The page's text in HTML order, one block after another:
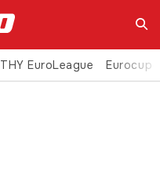
Ara
THY EuroLeague Eurocup